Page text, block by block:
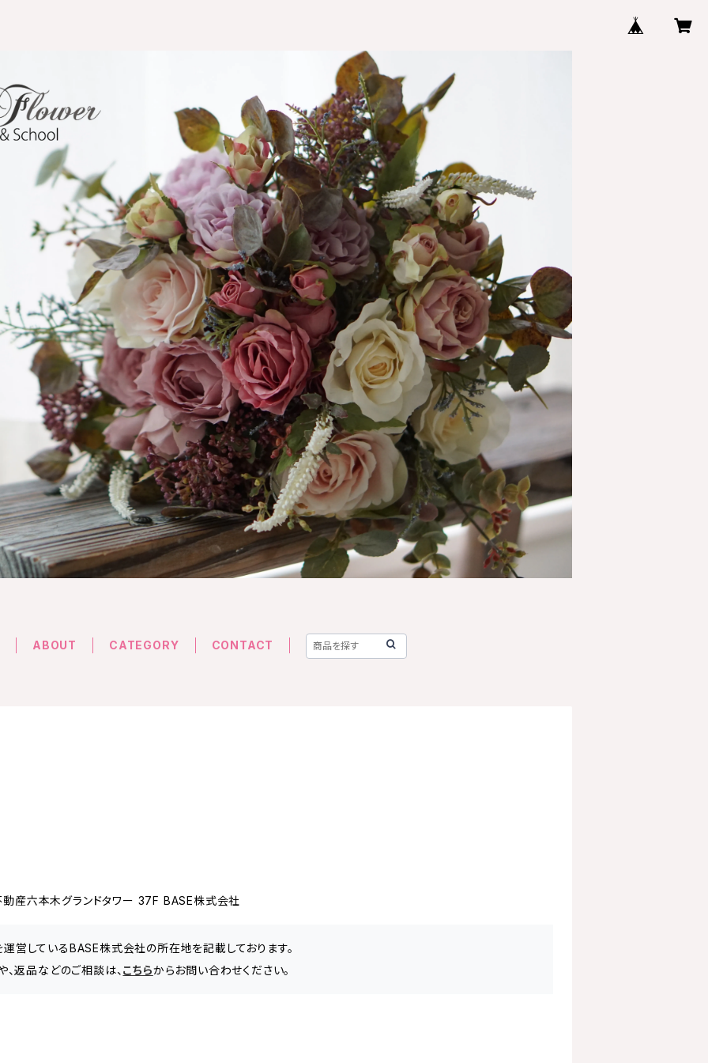
ABOUT CATEGORY CONTACT
産六本木グランドタワー 37F BASE株式会社
運営しているBASE株式会社の所在地を記載しております。
返品などのご相談は、 こちらからお問い合わせください。